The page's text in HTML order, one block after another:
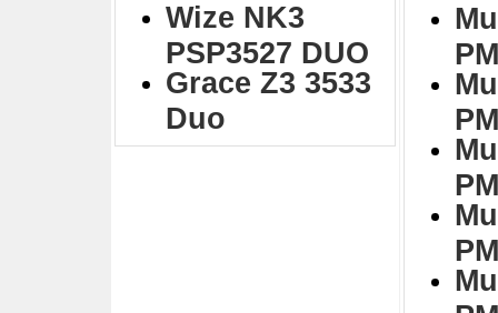
Wize NK3
PSP3527 DUO
Grace Z3 3533
Duo